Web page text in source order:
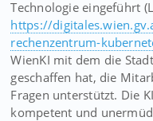
Technologie eingeführt
https://
rechenzentrum-
WienKI mit dem die
geschaffen hat, die
Fragen unterstützt. Die
kompetent und